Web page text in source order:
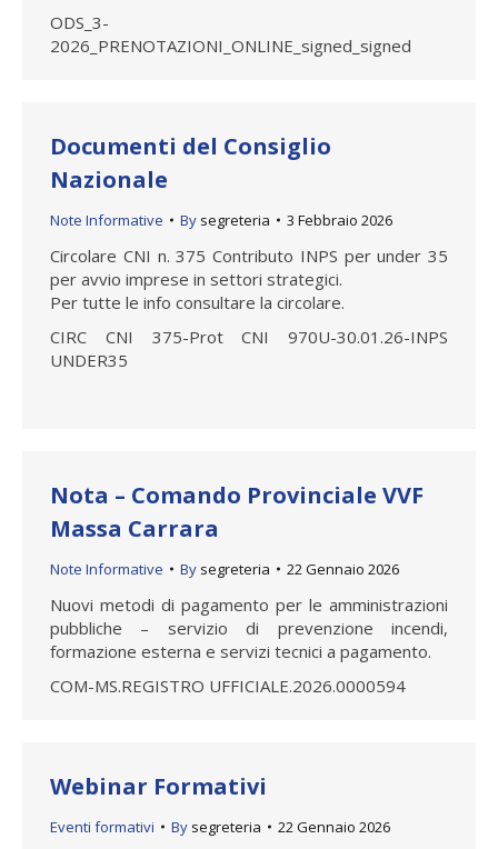
ODS_3-
2026_PRENOTAZIONI_ONLINE_signed_signed
Documenti del Consiglio
Nazionale
Note Informative By segreteria 3 Febbraio 2026
Circolare CNI n. 375 Contributo INPS per under 35
per avvio imprese in settori strategici.
Per tutte le info consultare la circolare.
CIRC CNI 375-Prot CNI 970U-30.01.26-INPS
UNDER35
Nota – Comando Provinciale VVF
Massa Carrara
Note Informative By segreteria 22 Gennaio 2026
Nuovi metodi di pagamento per le amministrazioni
pubbliche – servizio di prevenzione incendi,
formazione esterna e servizi tecnici a pagamento.
COM-MS.REGISTRO UFFICIALE.2026.0000594
Webinar Formativi
Eventi formativi By segreteria 22 Gennaio 2026